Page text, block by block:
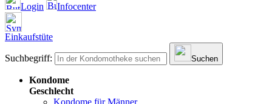
Login Infocenter
Einkaufstüte
Suchbegriff: Suchen
Kondome
Geschlecht
Kondome für Männer